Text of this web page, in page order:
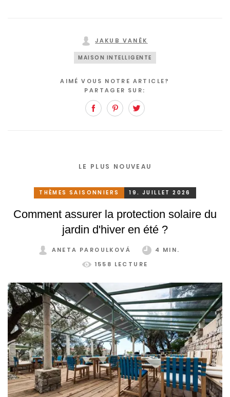
JAKUB VANĚK
MAISON INTELLIGENTE
AIMÉ VOUS NOTRE ARTICLE?
PARTAGER SUR:
FacebookPinterest
LE PLUS NOUVEAU
THÈMES SAISONNIERS 19. JUILLET 2026
Comment assurer la protection solaire du
jardin d'hiver en été ?
ANETA PAROULKOVÁ
4 MIN.
1558 LECTURE